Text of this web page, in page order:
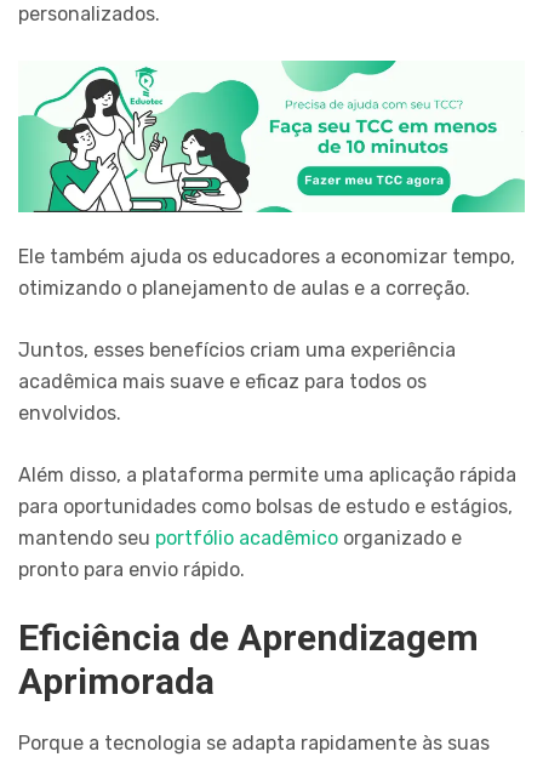
personalizados.
Ele também ajuda os educadores a economizar tempo,
otimizando o planejamento de aulas e a correção.
Juntos, esses benefícios criam uma experiência
acadêmica mais suave e eficaz para todos os
envolvidos.
Além disso, a plataforma permite uma aplicação rápida
para oportunidades como bolsas de estudo e estágios,
mantendo seu portfólio acadêmico organizado e
pronto para envio rápido.
Eficiência de Aprendizagem
Aprimorada
Porque a tecnologia se adapta rapidamente às suas